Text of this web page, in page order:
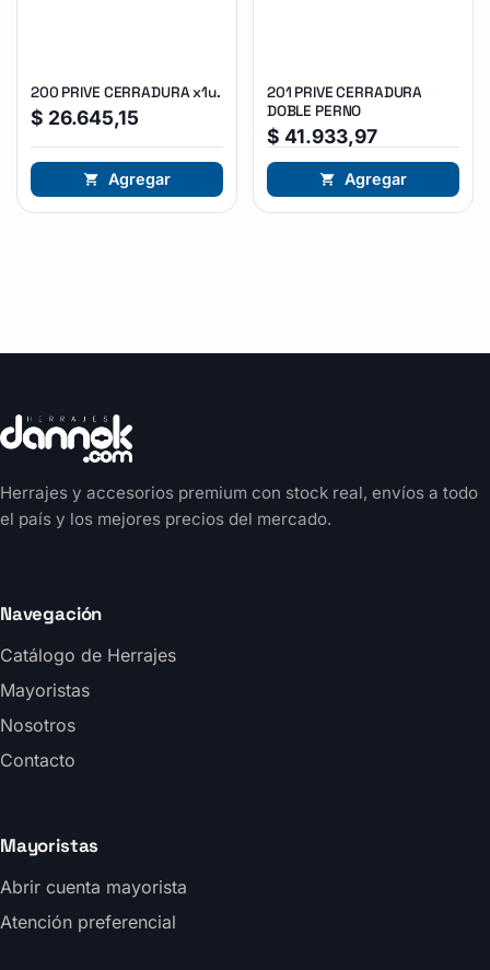
200 PRIVE CERRADURA x1u.
$ 26.645,15
Agregar
201 PRIVE CERRADURA
DOBLE PERNO
$ 41.933,97
Agregar
Herrajes y accesorios premium con stock real, envíos a todo
el país y los mejores precios del mercado.
Navegación
Catálogo de Herrajes
Mayoristas
Nosotros
Contacto
Mayoristas
Abrir cuenta mayorista
Atención preferencial